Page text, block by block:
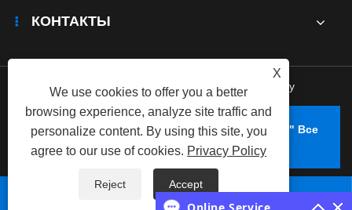
КОНТАКТЫ
Links | Sitemap | RSS | XML | Privacy Policy
Авторское право © 2025 ООО "Гуанг Линг Рус" Все
Права Защищены.

X
We use cookies to offer you a better
browsing experience, analyze site traffic and
personalize content. By using this site, you
agree to our use of cookies. Privacy Policy
Reject Accept